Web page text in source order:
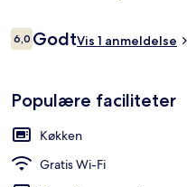
Anmeldelser
6,06,0 ud af 10.
GodtVis 1 anmeldelse
Populære faciliteter
Køkken
Gratis Wi-Fi